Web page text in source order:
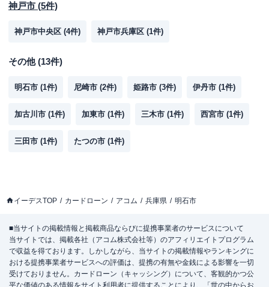
神戸市 (5件)
神戸市中央区 (4件) 神戸市兵庫区 (1件)
その他(13件)
明石市 (1件) 尼崎市 (2件) 姫路市 (3件) 伊丹市 (1件)
加古川市 (1件) 加東市 (1件) 三木市 (1件) 西宮市 (1件)
三田市 (1件) たつの市 (1件)
イーデスTOP カードローン アコム 兵庫県 明石市
■当サイトの掲載情報と掲載商品ならびに提携事業者のサービスについて
当サイトでは、掲載各社（アコム株式会社等）のアフィリエイトプログラム
で収益を得ております。しかしながら、当サイトの掲載情報やランキングに
おける提携事業者サービスへの評価は、提携の有無や金銭による影響を一切
受けておりません。カードローン（キャッシング）について、客観的かつ公
平な価値のある情報をサイト利用者に提供することにより、「世の中からお